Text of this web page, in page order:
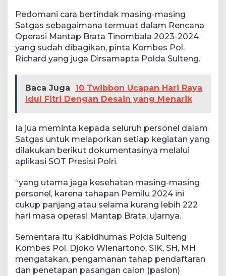
Pedomani cara bertindak masing-masing
Satgas sebagaimana termuat dalam Rencana
Operasi Mantap Brata Tinombala 2023-2024
yang sudah dibagikan, pinta Kombes Pol.
Richard yang juga Dirsamapta Polda Sulteng.
Baca Juga
10 Twibbon Ucapan Hari Raya
Idul Fitri Dengan Desain yang Menarik
Ia jua meminta kepada seluruh personel dalam
Satgas untuk melaporkan setiap kegiatan yang
dilakukan berikut dokumentasinya melalui
aplikasi SOT Presisi Polri.
“yang utama jaga kesehatan masing-masing
personel, karena tahapan Pemilu 2024 ini
cukup panjang atau selama kurang lebih 222
hari masa operasi Mantap Brata, ujarnya.
Sementara itu Kabidhumas Polda Sulteng
Kombes Pol. Djoko Wienartono, SIK, SH, MH
mengatakan, pengamanan tahap pendaftaran
dan penetapan pasangan calon (paslon)